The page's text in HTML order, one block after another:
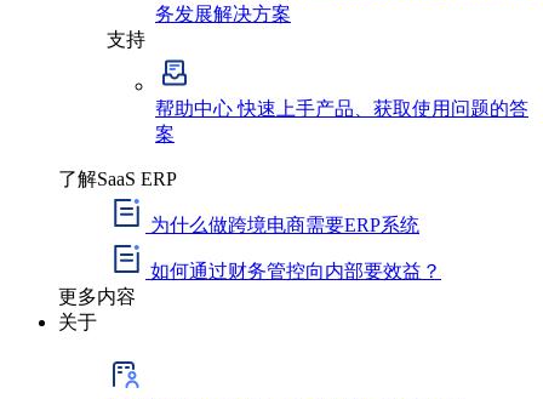
务发展解决方案
支持
帮助中心快速上手产品、获取使用问题的答
案
了解SaaS ERP
为什么做跨境电商需要ERP系统
如何通过财务管控向内部要效益？
更多内容
关于